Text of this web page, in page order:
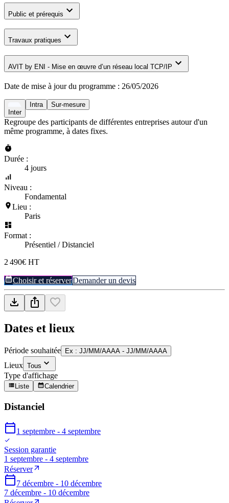
Public et prérequis
Travaux pratiques
AVIT by ENI - Mise en œuvre d’un réseau local TCP/IP
Date de mise à jour du programme : 26/05/2026
Inter
Intra Sur-mesure
Regroupe des participants de différentes entreprises autour d'un
même programme, à dates fixes.
Durée :
4 jours
Niveau :
Fondamental
Lieu :
Paris
Format :
Présentiel / Distanciel
2 490€ HT
Choisir et réserverDemander un devis
Dates et lieux
Période souhaitée Ex : JJ/MM/AAAA - JJ/MM/AAAA
Lieux Tous
Type d'affichage
Liste Calendrier
Distanciel
1 septembre - 4 septembre
Session garantie
1 septembre - 4 septembre
Réserver
7 décembre - 10 décembre
7 décembre - 10 décembre